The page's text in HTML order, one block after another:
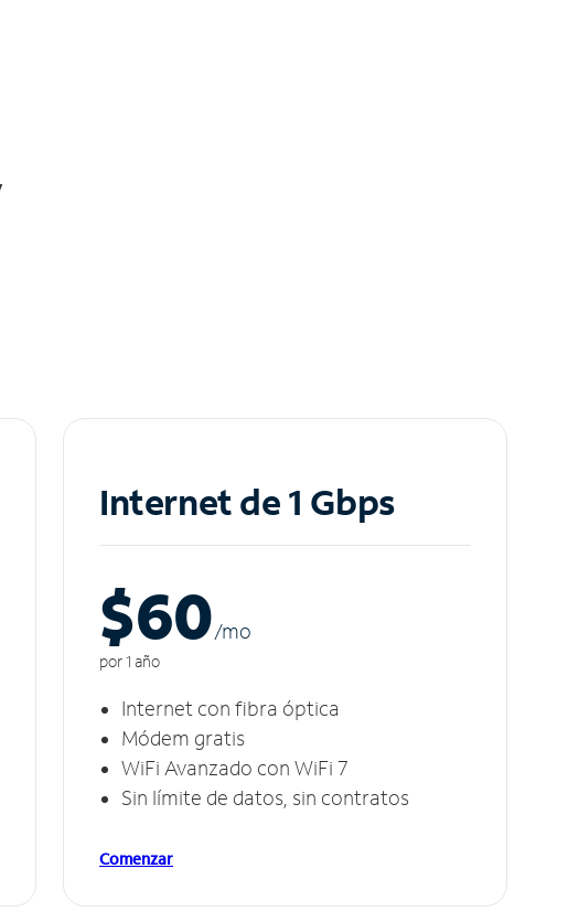
Internet de 1 Gbps
$60/mo
por 1 año
Internet con fibra óptica
Módem gratis
WiFi Avanzado con WiFi 7
Sin límite de datos, sin contratos
Comenzar